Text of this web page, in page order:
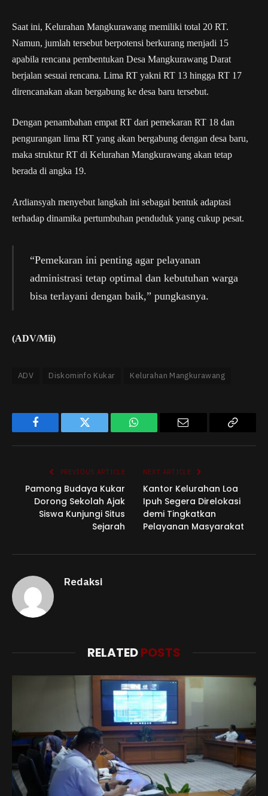
Saat ini, Kelurahan Mangkurawang memiliki total 20 RT.
Namun, jumlah tersebut berpotensi berkurang menjadi 15
apabila rencana pembentukan Desa Mangkurawang Darat
berjalan sesuai rencana. Lima RT yakni RT 13 hingga RT 17
direncanakan akan bergabung ke desa baru tersebut.
Dengan penambahan empat RT dari pemekaran RT 18 dan
pengurangan lima RT yang akan bergabung dengan desa baru,
maka struktur RT di Kelurahan Mangkurawang akan tetap
berada di angka 19.
Ardiansyah menyebut langkah ini sebagai bentuk adaptasi
terhadap dinamika pertumbuhan penduduk yang cukup pesat.
“Pemekaran ini penting agar pelayanan
administrasi tetap optimal dan kebutuhan warga
bisa terlayani dengan baik,” pungkasnya.
(ADV/Mii)
ADV Diskominfo Kukar Kelurahan Mangkurawang
Facebook Twitter WhatsApp
PREVIOUS ARTICLE
Pamong Budaya Kukar
Dorong Sekolah Ajak
Siswa Kunjungi Situs
Sejarah
NEXT ARTICLE
Kantor Kelurahan Loa
Ipuh Segera Direlokasi
demi Tingkatkan
Pelayanan Masyarakat
Redaksi
RELATEDPOSTS